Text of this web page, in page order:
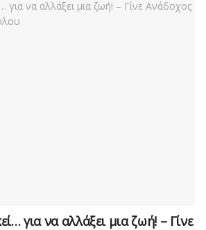
για να αλλάξει μια ζωή! – Γίνε